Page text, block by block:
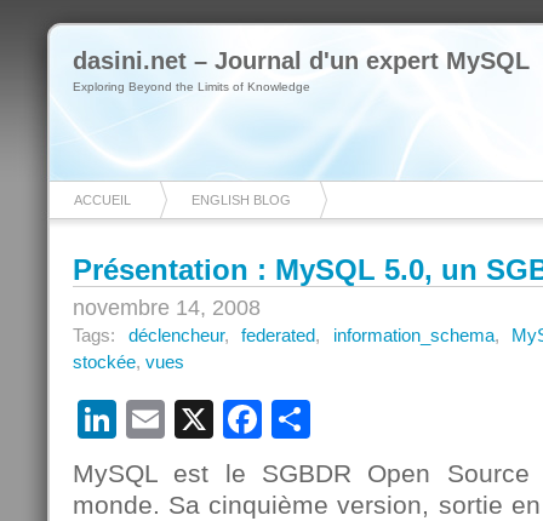
dasini.net – Journal d'un expert MySQL
Exploring Beyond the Limits of Knowledge
ACCUEIL ENGLISH BLOG
Présentation : MySQL 5.0, un
novembre 14, 2008
Tags: déclencheur,federated, information_schema,
stockée, vues
LinkedIn
Email
X Facebook
MySQL est le SGBDR Open
monde. Sa cinquième version, sortie